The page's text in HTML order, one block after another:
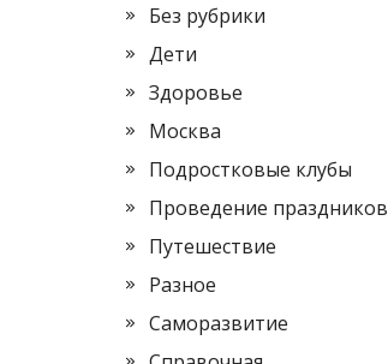
Без рубрики
Дети
Здоровье
Москва
Подростковые клубы
Проведение праздников
Путешествие
Разное
Саморазвитие